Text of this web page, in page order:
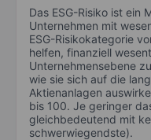
Das ESG-Risiko ist ein
Unternehmen mit
ESG-Risikokategorie
helfen, finanziell
Unternehmensebene
wie sie sich auf die
Aktienanlagen
bis 100. Je geringer
gleichbedeutend mit
schwerwiegendste).